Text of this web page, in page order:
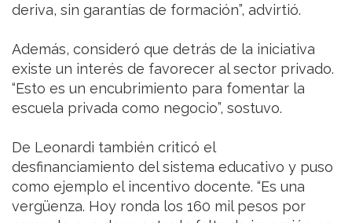
deriva, sin garantías de formación”, advirtió.
Además, consideró que detrás de la iniciativa
existe un interés de favorecer al sector privado.
“Esto es un encubrimiento para fomentar la
escuela privada como negocio”, sostuvo.
De Leonardi también criticó el
desfinanciamiento del sistema educativo y puso
como ejemplo el incentivo docente. “Es una
vergüenza. Hoy ronda los 160 mil pesos por